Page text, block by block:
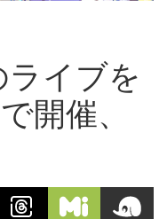
イブを
開催、